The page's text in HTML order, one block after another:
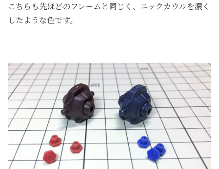
こちらも先ほどのフレームと同じく、ニックカウルを濃く
したような色です。